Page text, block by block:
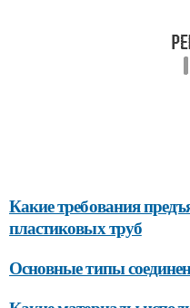
Какие требования
пластиковых труб
Основные типы